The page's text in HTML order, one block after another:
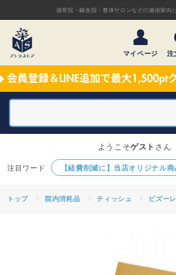
接骨院・鍼灸院・整体サロンなどの施術家向
マイページ 注
【経費削減に】当店オリジナル商
ようこそゲスト さん
トップ 院内消耗品 ティッシュ ビズー